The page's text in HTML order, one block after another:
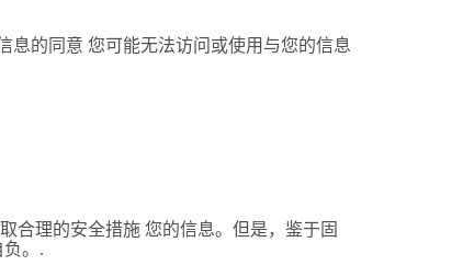
息的同意 您可能无法访问或使用与您的信息
合理的安全措施 您的信息。但是，鉴于固
。.